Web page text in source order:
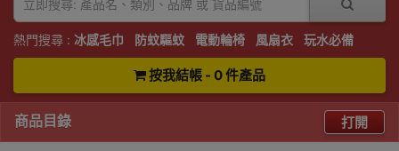
熱門搜尋 : 冰感毛巾 防蚊驅蚊 電動輪椅 風扇衣 玩水必備
按我結帳 - 0 件產品
商品目錄 打開